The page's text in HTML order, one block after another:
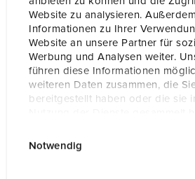
Website zu analysieren.
Informationen zu Ihrer
Website an unsere Partner für
Werbung und Analysen weiter.
führen diese Informationen
weiteren Daten zusammen, die
bereitgestellt haben oder die sie
Notwendig
Technische specificaties
Inbouwcontactdoos 1147P
Ampère 63
Voltage